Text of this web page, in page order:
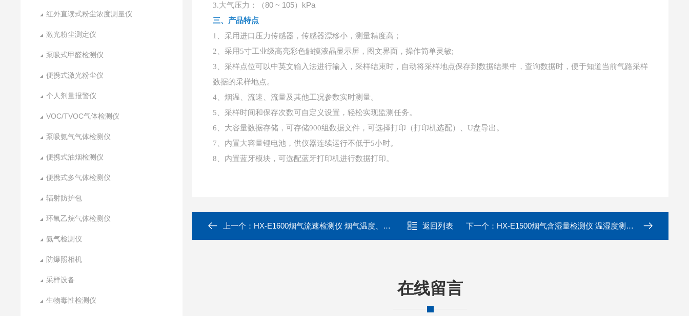
红外直读式粉尘浓度测量仪
激光粉尘测定仪
泵吸式甲醛检测仪
便携式激光粉尘仪
个人剂量报警仪
VOC/TVOC气体检测仪
泵吸氨气气体检测仪
便携式油烟检测仪
便携式多气体检测仪
辐射防护包
环氧乙烷气体检测仪
氨气检测仪
防爆照相机
采样设备
生物毒性检测仪
3.大气压力：（80 ~ 105）kPa
三、产品特点
1、采用进口压力传感器，传感器漂移小，测量精度高；
2、采用5寸工业级高亮彩色触摸液晶显示屏，图文界面，操作简单灵敏;
3、采样点位可以中英文输入法进行输入，采样结束时，自动将采样地点保存到数据结果中，查询数据时，便于知道当前气路采样
数据的采样地点。
4、烟温、流速、流量及其他工况参数实时测量。
5、采样时间和保存次数可自定义设置，轻松实现监测任务。
6、大容量数据存储，可存储900组数据文件，可选择打印（打印机选配）、U盘导出。
7、内置大容量锂电池，供仪器连续运行不低于5小时。
8、内置蓝牙模块，可选配蓝牙打印机进行数据打印。
上一个： HX-E1600烟气流速检测仪 烟气温度、流速测试仪 返回列表 下一个： HX-E1500烟气含湿量检测仪 温湿度测量法
在线留言